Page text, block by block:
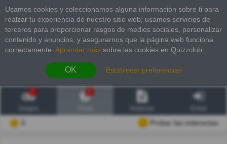
Usamos cookies y coleccionamos alguna información sobre ti para
realzar tu experiencia de nuestro sitio web; usamos servicios de
terceros para proporcionar rasgos de medios sociales, personalizar
contenido y anuncios, y asegurarnos que la página web funciona
correctamente. Aprender más sobre las cookies en Quizzclub.
OK Establecer preferencias
2
Probar las inderectas